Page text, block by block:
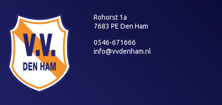
Rohorst 1a
7683 PE Den Ham
0546-671666
info@vvdenham.nl